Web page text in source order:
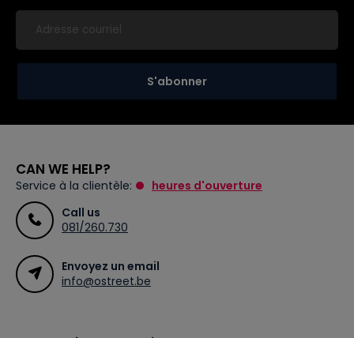
S'abonner
CAN WE HELP?
Service à la clientèle:
heures d'ouverture
Call us
081/260.730
Envoyez un email
info@ostreet.be